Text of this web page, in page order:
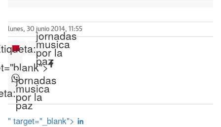
lunes, 30 junio 2014, 11:55
jornadas
musica
por la
paz
jornadas
musica
por la
paz
" target="_blank">